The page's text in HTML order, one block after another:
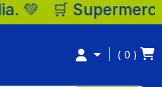
Surtiplaza,
0